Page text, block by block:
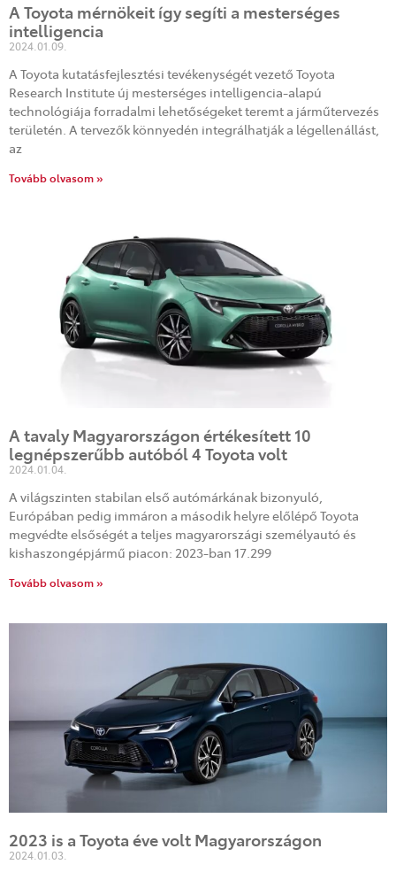
A Toyota mérnökeit így segíti a mesterséges
intelligencia
2024.01.09.
A Toyota kutatásfejlesztési tevékenységét vezető Toyota
Research Institute új mesterséges intelligencia-alapú
technológiája forradalmi lehetőségeket teremt a járműtervezés
területén. A tervezők könnyedén integrálhatják a légellenállást,
az
Tovább olvasom »
A tavaly Magyarországon értékesített 10
legnépszerűbb autóból 4 Toyota volt
2024.01.04.
A világszinten stabilan első autómárkának bizonyuló,
Európában pedig immáron a második helyre előlépő Toyota
megvédte elsőségét a teljes magyarországi személyautó és
kishaszongépjármű piacon: 2023-ban 17.299
Tovább olvasom »
2023 is a Toyota éve volt Magyarországon
2024.01.03.